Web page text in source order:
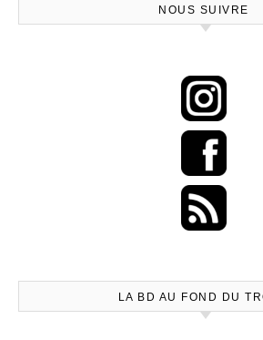
NOUS SUIVRE
LA BD AU FOND DU